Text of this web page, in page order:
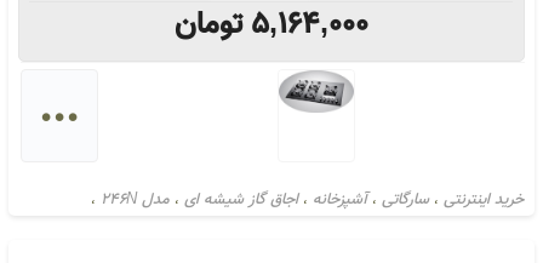
5,164,000تومان
...
خرید اینترنتی ،سارگاتی ،آشپزخانه ،اجاق گاز شیشه ای ، مدل 246N ،